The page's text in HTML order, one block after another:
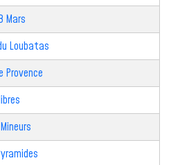
Mars
Loubatas
Provence